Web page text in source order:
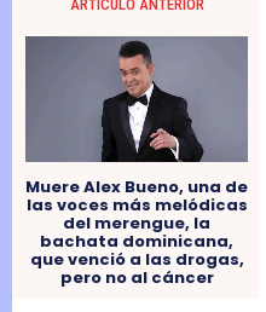
ARTÍCULO ANTERIOR
Muere Alex Bueno, una de
las voces más melódicas
del merengue, la
bachata dominicana,
que venció a las drogas,
pero no al cáncer